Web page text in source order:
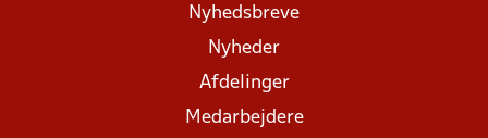
Nyhedsbreve
Nyheder
Afdelinger
Medarbejdere